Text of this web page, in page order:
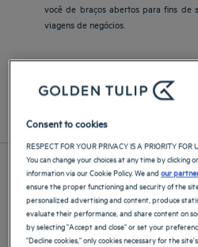
você de braços abertos para fins de
viagens de negócios.
Europa Ásia e Pacífico
Oriente
América Central e Sul
Consent to cookies
RESPECT FOR YOUR PRIVACY IS A PRIORITY FOR
You can change your choices at any time by clicking
information via our Cookie Policy. We andour
ensure the proper functioning and security of the
personalized advertising and content, produce
evaluate their performance, and share content on
by selecting "Accept and close" or set your
"Decline cookies," only cookies necessary for the